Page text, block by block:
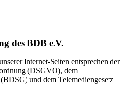
des BDB e.V.
Internet-Seiten entsprechen der
(DSGVO), dem
und dem Telemediengesetz